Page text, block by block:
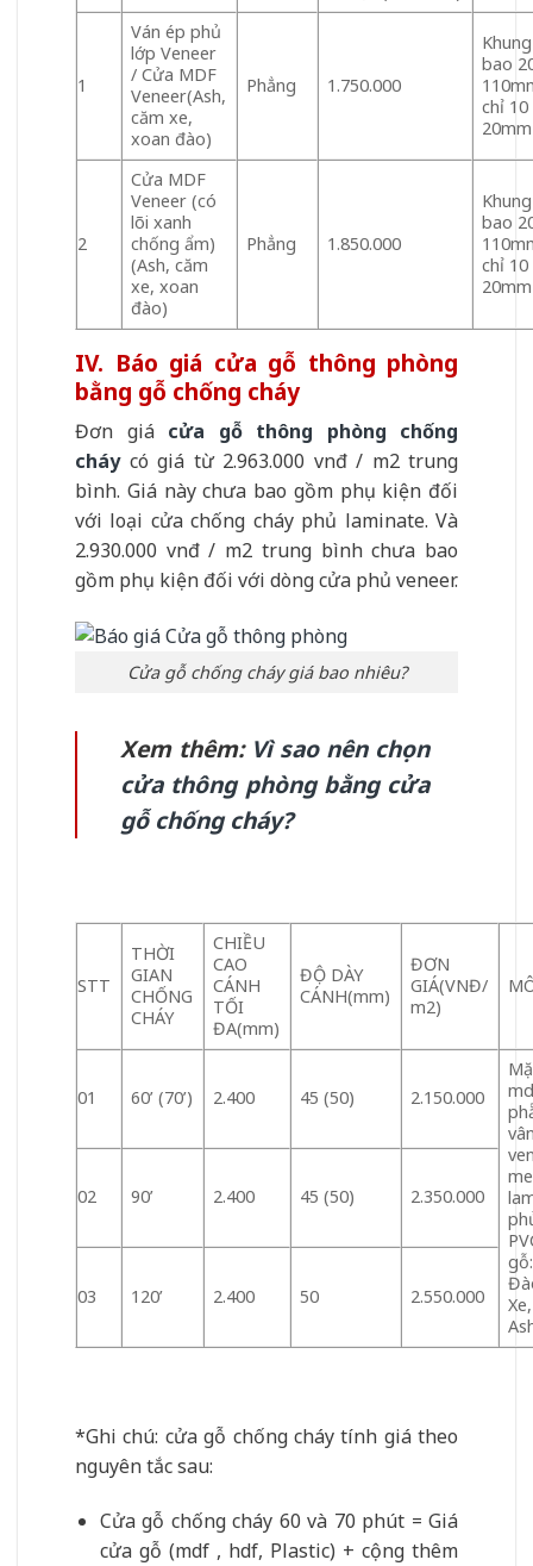
1
Ván ép phủ
lớp Veneer
/ Cửa MDF
Veneer(Ash,
căm xe,
xoan đào)
Phẳng 1.750.000
Khung
bao
chỉ 10
20mm
2
Cửa MDF
Veneer (có
lõi xanh
chống ẩm)
(Ash, căm
xe, xoan
đào)
Phẳng 1.850.000
Khung
bao
chỉ 10
20mm
IV. Báo giá cửa gỗ thông phòng
bằng gỗ chống cháy
Đơn giá cửa gỗ thông phòng chống
cháycó giá từ 2.963.000 vnđ / m2 trung
bình. Giá này chưa bao gồm phụ kiện đối
với loại cửa chống cháy phủ laminate. Và
2.930.000 vnđ / m2 trung bình chưa bao
gồm phụ kiện đối với dòng cửa phủ veneer.
Cửa gỗ chống cháy giá bao nhiêu?
Xem thêm: Vì sao nên chọn
cửa thông phòng bằng cửa
gỗ chống cháy?
STT
THỜI
GIAN
CHỐNG
CHÁY
CHIỀU
CAO
CÁNH
TỐI
ĐA(mm)
ĐỘ DÀY
CÁNH(mm)
ĐƠN
GIÁ(VNĐ/
m2)
01 60’ (70’) 2.400 45 (50) 2.150.000
02 90’ 2.400 45 (50) 2.350.000
03 120’ 2.400 50 2.550.000
*Ghi chú: cửa gỗ chống cháy tính giá theo
nguyên tắc sau:
Cửa gỗ chống cháy 60 và 70 phút = Giá
cửa gỗ (mdf , hdf, Plastic) + cộng thêm